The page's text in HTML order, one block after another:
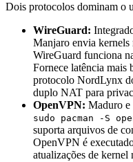
Dois protocolos dominam o
WireGuard:
Manjaro envia kernels
WireGuard funciona
Fornece latência mais
protocolo NordLynx
duplo NAT para
OpenVPN: Maduro e
sudo pacman -S
suporta arquivos de
OpenVPN é
atualizações de kernel